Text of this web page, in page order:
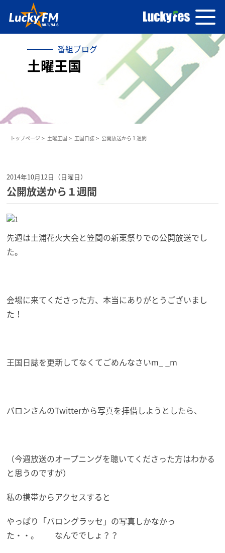
番組ブログ
土曜王国
トップページ 土曜王国 王国日誌 公開放送から１週間
2014年10月12日（日曜日）
公開放送から１週間
先週は土浦花火大会と笠間の新栗祭りでの公開放送でし
た。
会場に来てくださった方、本当にありがとうございまし
た！
王国日誌を更新してなくてごめんなさいm_ _m
バロンさんのTwitterから写真を拝借しようとしたら、
（今週放送のオープニングを聴いてくださった方はわかる
と思うのですが）
私の携帯からアクセスすると
やっぱり「バロングラッセ」の写真しかなかっ
た・・。 なんででしょ？？